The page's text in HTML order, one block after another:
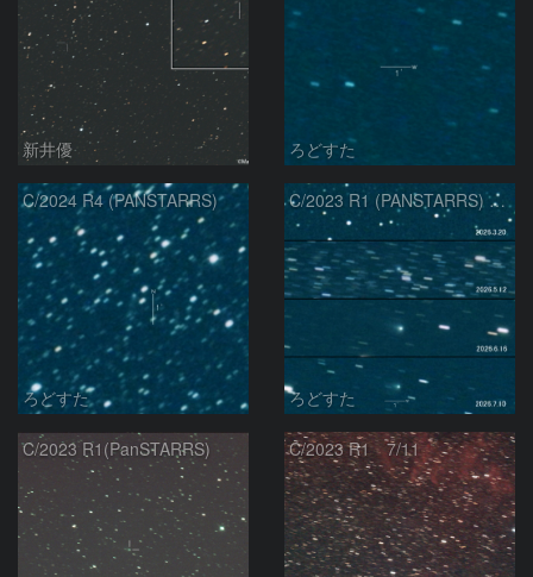
新井優 ろどすた
C/2024 R4 (PANSTARRS)
ろどすた
C/2023 R1 (PANSTARRS) の変化
ろどすた
C/2023 R1(PanSTARRS) C/2023 R1 7/11